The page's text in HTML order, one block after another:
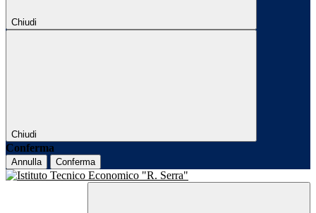
Chiudi
Chiudi
Conferma
Annulla Conferma